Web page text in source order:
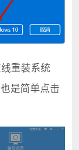
重装系统
是简单点击